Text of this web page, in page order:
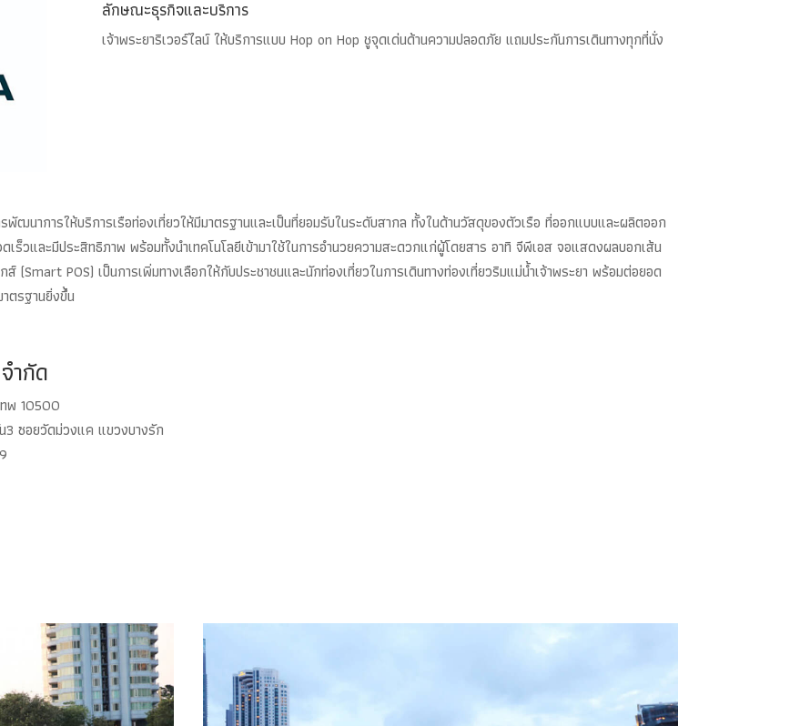
ลักษณะธุรกิจและบริการ
เจ้าพระยาริเวอร์ไลน์ ให้บริการแบบ Hop on Hop ชูจุดเด่นด้านความปลอดภัย แถมประกันการเดินทางทุกที่นั่ง
พัฒนาการให้บริการเรือท่องเที่ยวให้มีมาตรฐานและเป็นที่ยอมรับในระดับสากล ทั้งในด้านวัสดุของตัวเรือ ที่ออกแบบและผลิตออก
เร็วและมีประสิทธิภาพ พร้อมทั้งนำเทคโนโลยีเข้ามาใช้ในการอำนวยความสะดวกแก่ผู้โดยสาร อาทิ จีพีเอส จอแสดงผลบอกเส้น
(Smart POS) เป็นการเพิ่มทางเลือกให้กับประชาชนและนักท่องเที่ยวในการเดินทางท่องเที่ยวริมแม่น้ำเจ้าพระยา พร้อมต่อยอด
ตรฐานยิ่งขึ้น
ำกัด
พ 10500
3 ซอยวัดม่วงแค แขวงบางรัก